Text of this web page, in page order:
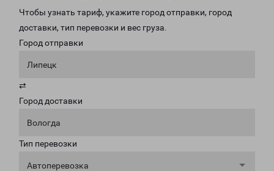
Чтобы узнать тариф, укажите город отправки, город
доставки, тип перевозки и вес груза.
Город отправки
Липецк
⇄
Город доставки
Вологда
Тип перевозки
Автоперевозка